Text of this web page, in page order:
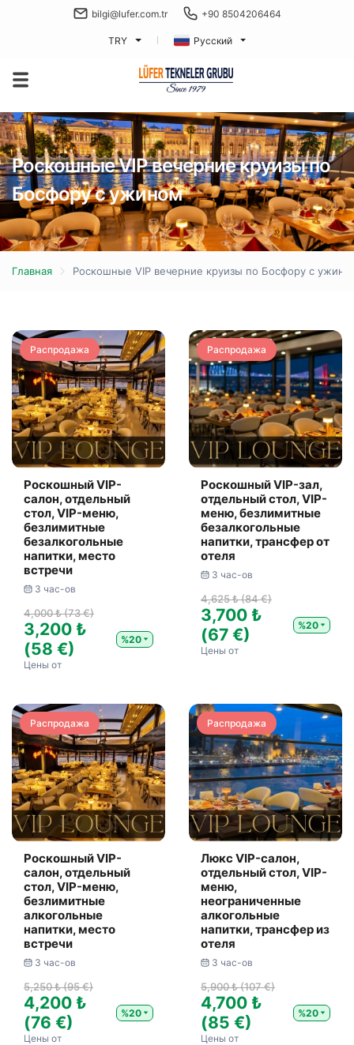
bilgi@lufer.com.tr +90 8504206464
TRY Русский
Роскошные VIP вечерние круизы по
Босфору с ужином
Главная Роскошные VIP вечерние круизы по Босфору с
Распродажа
Роскошный VIP-
салон, отдельный
стол, VIP-меню,
безлимитные
безалкогольные
напитки, место
встречи
3 час-ов
4,000 ₺ (73 €)
3,200 ₺
(58 €)
%20
Цены от
Распродажа
Роскошный VIP-зал,
отдельный стол, VIP-
меню, безлимитные
безалкогольные
напитки, трансфер от
отеля
3 час-ов
4,625 ₺ (84 €)
3,700 ₺
(67 €)
%20
Цены от
Распродажа
Роскошный VIP-
салон, отдельный
стол, VIP-меню,
безлимитные
алкогольные
напитки, место
встречи
3 час-ов
5,250 ₺ (95 €)
4,200 ₺
(76 €)
%20
Цены от
Распродажа
Люкс VIP-салон,
отдельный стол, VIP-
меню,
неограниченные
алкогольные
напитки, трансфер из
отеля
3 час-ов
5,900 ₺ (107 €)
4,700 ₺
(85 €)
%20
Цены от